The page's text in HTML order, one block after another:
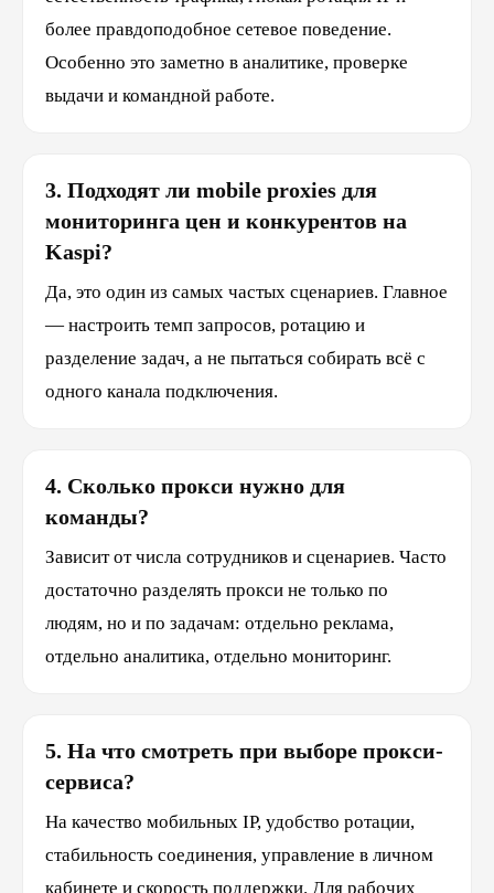
более правдоподобное сетевое поведение.
Особенно это заметно в аналитике, проверке
выдачи и командной работе.
3. Подходят ли mobile proxies для
мониторинга цен и конкурентов на
Kaspi?
Да, это один из самых частых сценариев. Главное
— настроить темп запросов, ротацию и
разделение задач, а не пытаться собирать всё с
одного канала подключения.
4. Сколько прокси нужно для
команды?
Зависит от числа сотрудников и сценариев. Часто
достаточно разделять прокси не только по
людям, но и по задачам: отдельно реклама,
отдельно аналитика, отдельно мониторинг.
5. На что смотреть при выборе прокси-
сервиса?
На качество мобильных IP, удобство ротации,
стабильность соединения, управление в личном
кабинете и скорость поддержки. Для рабочих